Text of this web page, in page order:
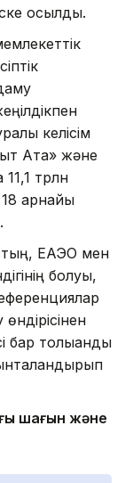
қосылды.
келісім
Ата» және
трлн
18 арнайы
ЕАЭО мен
болуы,
бар толыққанды
ынталандырып
шағын және